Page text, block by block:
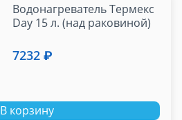
Водонагреватель Термекс
Day 15 л. (над раковиной)
7232 ₽
В корзину